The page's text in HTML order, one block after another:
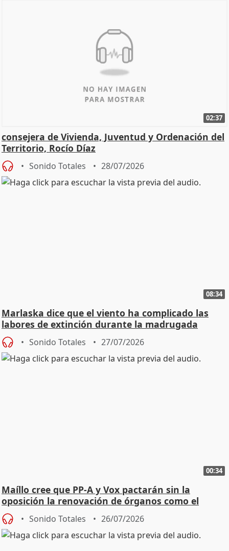
02:37
consejera de Vivienda, Juventud y Ordenación del
Territorio, Rocío Díaz
Sonido Totales 28/07/2026
08:34
Marlaska dice que el viento ha complicado las
labores de extinción durante la madrugada
Sonido Totales 27/07/2026
00:34
Maíllo cree que PP-A y Vox pactarán sin la
oposición la renovación de órganos como el
Defensor
Sonido Totales 26/07/2026